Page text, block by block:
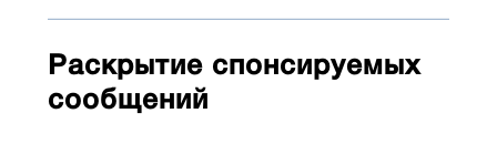
Раскрытие спонсируемых
сообщений